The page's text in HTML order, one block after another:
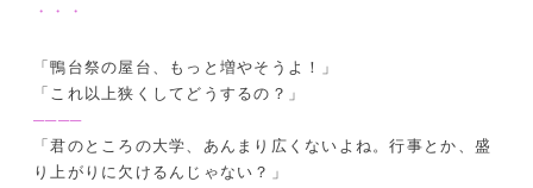
・・・
「鴨台祭の屋台、もっと増やそうよ！」
「これ以上狭くしてどうするの？」
────
「君のところの大学、あんまり広くないよね。行事とか、盛
り上がりに欠けるんじゃない？」